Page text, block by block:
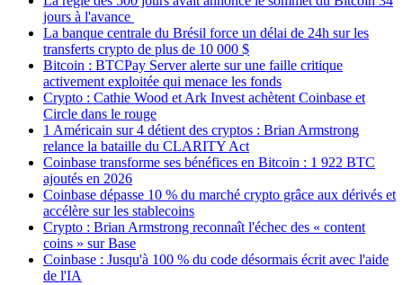
jours à l'avance
La banque centrale du Brésil force un délai de 24h sur les
transferts crypto de plus de 10 000 $
Bitcoin : BTCPay Server alerte sur une faille critique
activement exploitée qui menace les fonds
Crypto : Cathie Wood et Ark Invest achètent Coinbase et
Circle dans le rouge
1 Américain sur 4 détient des cryptos : Brian Armstrong
relance la bataille du CLARITY Act
Coinbase transforme ses bénéfices en Bitcoin : 1 922 BTC
ajoutés en 2026
Coinbase dépasse 10 % du marché crypto grâce aux dérivés et
accélère sur les stablecoins
Crypto : Brian Armstrong reconnaît l'échec des « content
coins » sur Base
Coinbase : Jusqu'à 100 % du code désormais écrit avec l'aide
de l'IA